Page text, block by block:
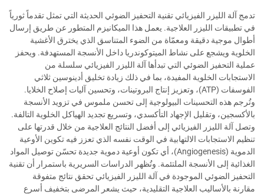
تدمج آلة الليزر الفيزيائي تقنية التحفيز الضوئي الحديثة التي تمثل تقدماً ثورياً
في تطبيقات الليزر العلاجية. يعمل هذا الميكانيزم المتطور عن طريق إرسال
أطوال موجية دقيقة ومعمّاة من الضوء المتناسق الذي يخترق الأغشية
الخلوية ويشجع على نشاط الميتوكوندريا داخل الأنسجة المستهدفة. ويحفز
عملية التحفيز الضوئي التي تبدأها آلة الليزر الفيزيائي سلسلة من
الاستجابات الخلوية المفيدة، بما في ذلك زيادة تخليق أدينوسين ثلاثي
الفوسفات (ATP)، وتعزيز إنتاج البروتينات، وتحسين آليات إصلاح الخلايا.
وتُرجم هذه التحسينات البيولوجية إلى تحسن ملموس في تزويد الأنسجة
بالأكسجين، وتقليل الإجهاد التأكسدي، وتسريع تجديد الهياكل الخلوية التالفة.
وتصل آلة الليزر الفيزيائي إلى أفضل النتائج العلاجية من خلال قدرتها على
تنظيم الاستجابات الالتهابية في الوقت نفسه الذي تعزز فيه تكوين الأوعية
الدموية (Angiogenesis)، أي تكون أوعية دموية جديدة تحسّن توصيل المواد
الغذائية إلى الأنسجة الملتئمة. وتُظهر الدراسات السريرية باستمرار أن تقنية
التحفيز الضوئي الموجودة في آلة الليزر الفيزيائي تحقق نتائج متفوقة
مقارنة بالأساليب العلاجية التقليدية، حيث يشعر المرضى بتخفيف أسرع